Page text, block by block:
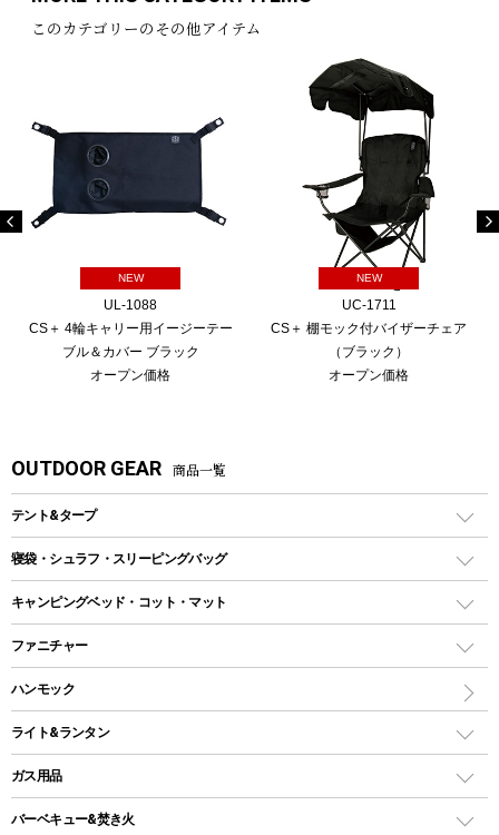
このカテゴリーのその他アイテム
NEW
UL-1088
CS＋ 4輪キャリー用イージーテー
ブル＆カバー ブラック
オープン価格
NEW
UC-1711
CS＋ 棚モック付バイザーチェア
（ブラック）
オープン価格
OUTDOOR GEAR 商品一覧
テント&タープ
テント
ツールームテント
ワンポールテント
シェルターテント
ロッジ型・オリジナルテント
タープ
寝袋・シュラフ・スリーピングバッグ
レクタングラー型（封筒型）シュラフ
インナーシュラフ
キャンピングベッド・コット・マット
キャンピングベッド・コット
インフレータブルマット
ファニチャー
アウトドアテーブル
レジャーシート
ハンモック
ライト&ランタン
LEDランタン
ガスランタン
ガス用品
ガスバーナー
バーベキュー&焚き火